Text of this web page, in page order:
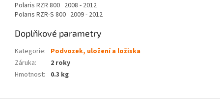
Polaris RZR 800 2008 - 2012
Polaris RZR-S 800 2009 - 2012
Doplňkové parametry
Kategorie: Podvozek, uložení a ložiska
Záruka:
2 roky
Hmotnost: 0.3 kg